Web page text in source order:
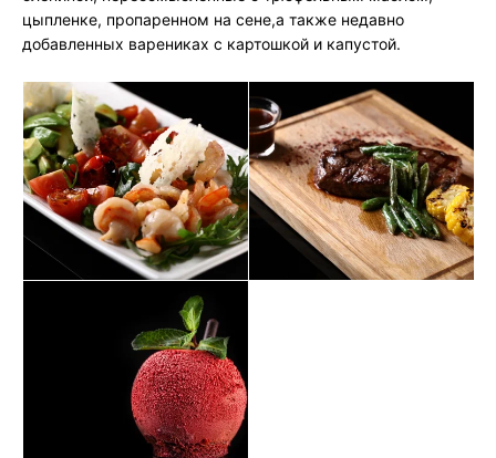
цыпленке, пропаренном на сене,а также недавно
добавленных варениках с картошкой и капустой.